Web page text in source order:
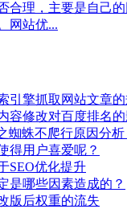
合理，主要是自己的
网站优...
引擎抓取网站文章的
容修改对百度排名
蜘蛛不爬行原因分析
得用户喜爱呢？
SEO优化提升
是哪些因素造成的？
版后权重的流失